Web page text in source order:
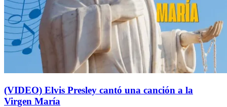
(VIDEO) Elvis Presley cantó una canción a la
Virgen María